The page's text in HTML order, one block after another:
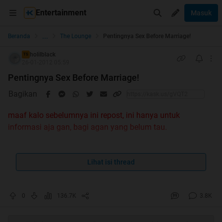
Entertainment Masuk
Beranda ... The Lounge Pentingnya Sex Before Marriage!
TS
holilblack
Pentingnya Sex Before Marriage!
Bagikan
maaf kalo sebelumnya ini repost, ini hanya untuk
informasi aja gan, bagi agan yang belum tau.
Setuju ngga dengan judul di atas? Pasti Anda yang
sangat menjunjung tinggi nilai2 Moral dan Agama
yang sesat
Tidak masalah. buat saya.Tapi saya
Lihat isi thread
136.7K 3.8K